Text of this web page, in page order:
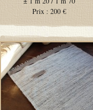
Prix : 200 €